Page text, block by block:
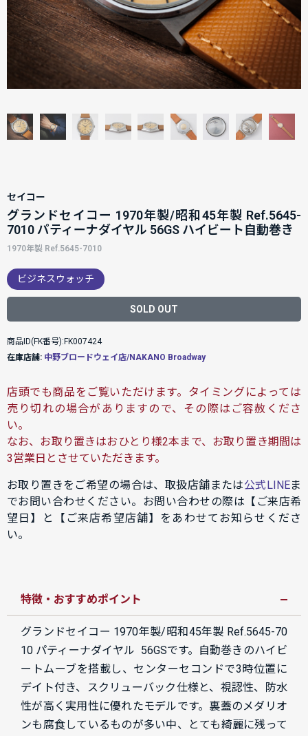
セイコー
グランドセイコー 1970年製/昭和45年製 Ref.5645-
7010 パティーナダイヤル 56GS ハイビート自動巻き
1970年製 Ref.5645-7010
ビジネスウォッチ
SOLD OUT
商品ID(FK番号):FK007424
在庫店舗: 中野ブロードウェイ店/NAKANO Broadway
店頭でも商品をご覧いただけます。タイミングによっては
売り切れの場合がありますので、その際はご容赦くださ
い。
なお、お取り置きはおひとり様2本まで、お取り置き期間は
3営業日とさせていただきます。
お取り置きをご希望の場合は、取扱店舗または公式LINEま
でお問い合わせください。お問い合わせの際は【ご来店希
望日】と【ご来店希望店舗】をあわせてお知らせくださ
い。
特徴・おすすめポイント
グランドセイコー 1970年製/昭和45年製 Ref.5645-70
10 パティーナダイヤル 56GSです。
自動巻きのハイビ
ートムーブを搭載し、センターセコンドで3時位置に
デイト付き、スクリューバック仕様と、視認性、防水
性が高く実用性に優れたモデルです。裏蓋のメダリオ
ンも腐食しているものが多い中、とても綺麗に残って